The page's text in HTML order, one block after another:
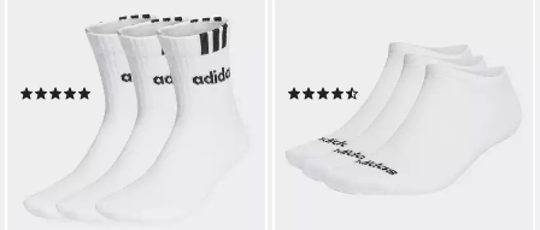
ADIDAS SPORTSWEAR
Sportsocken C 3S LIN 3P (3-
(306)
UVP
10,00 €
(3,00 €/ 1 Paar)
Sportsocken FEINE LINEAR
LOW-CUT, 3 PAAR (3-Paar)
(366)
ab 7,99 €
(2,66 €/ 1 Paar)
-11%